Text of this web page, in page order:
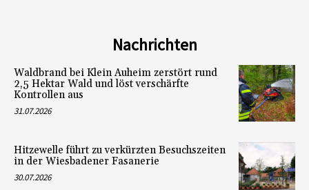
Nachrichten
Waldbrand bei Klein Auheim zerstört rund
2,5 Hektar Wald und löst verschärfte
Kontrollen aus
31.07.2026
Hitzewelle führt zu verkürzten Besuchszeiten
in der Wiesbadener Fasanerie
30.07.2026